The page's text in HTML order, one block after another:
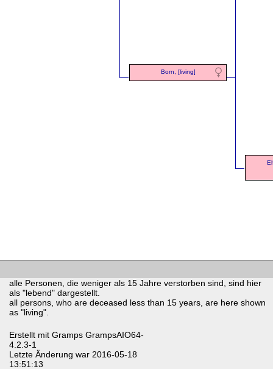
Born, [living]
alle Personen, die weniger als 15 Jahre verstorben sind, sind hier
als "lebend" dargestellt.
all persons, who are deceased less than 15 years, are here shown
as "living".
Erstellt mit Gramps GrampsAIO64-
4.2.3-1
Letzte Änderung war 2016-05-18
13:51:13